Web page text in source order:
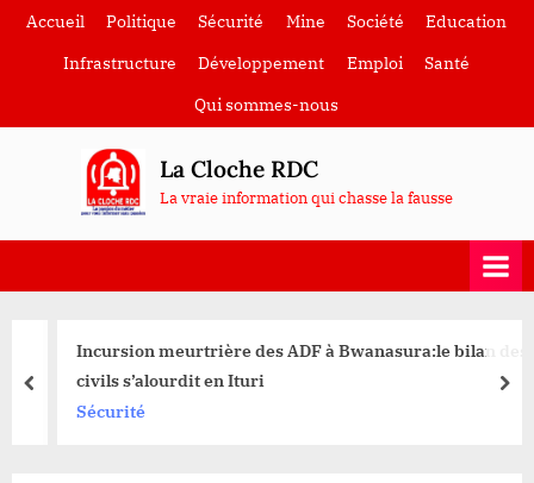
SkipAccueil Politique Sécurité Mine Société
Education
Infrastructure
Développement Emploi
Santé
Qui sommes-nous
La Cloche RDC
La vraie information qui chasse la fausse
Incursion meurtrière des ADF à Bwanasura:le bilan des
civils s’alourdit en Ituri
Sécurité
prev